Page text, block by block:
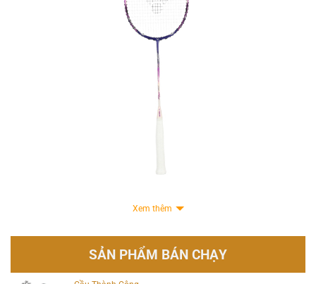
Ngay khi xuất hiện tại hệ thống QVBadminton, Victor Auraspeed 99
chóng trở thành tâm điểm nhờ sự nâng cấp toàn diện về công nghệ. Nổi bật
Xem thêm
SẢN PHẨM BÁN CHẠY